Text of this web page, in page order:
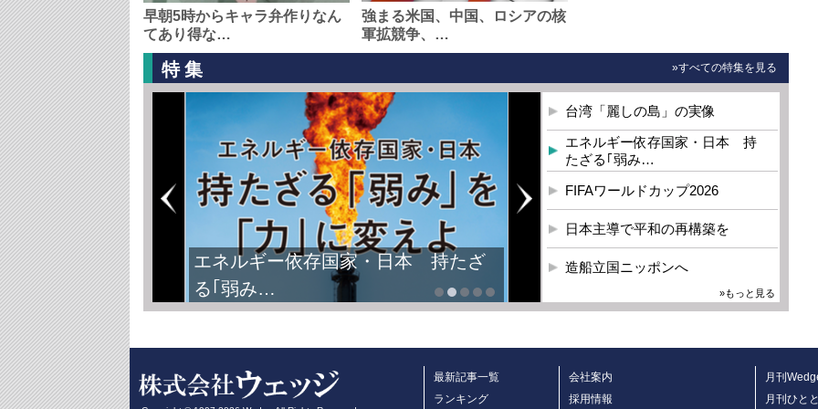
早朝5時からキャラ弁作りなん
てあり得な…
強まる米国、中国、ロシアの核
軍拡競争、…
特集 »すべての特集を見る
エネルギー依存国家・日本 持たざ
る｢弱み…
台湾「麗しの島」の実像
エネルギー依存国家・日本 持
たざる｢弱み…
FIFAワールドカップ2026
日本主導で平和の再構築を
造船立国ニッポンへ
»もっと見る
最新記事一覧
ランキング
会社案内
採用情報
月刊
月刊ひと